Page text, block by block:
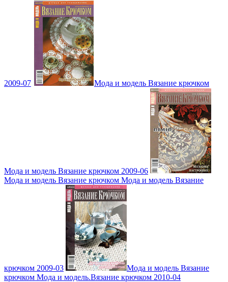
2009-07 Мода и модель Вязание крючком
Мода и модель Вязание крючком 2009-06
Мода и модель Вязание крючком Мода и модель Вязание
крючком 2009-03
Мода и модель Вязание
крючком Мода и модель.Вязание крючком 2010-04